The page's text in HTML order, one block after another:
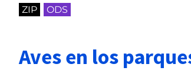
ZIP ODS
Aves en los